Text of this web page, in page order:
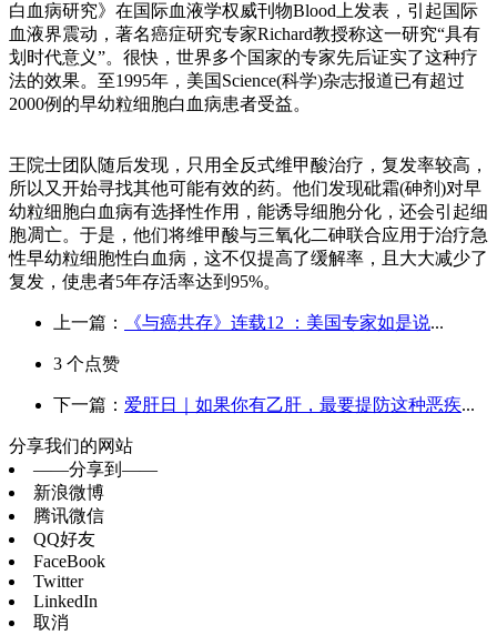
白血病研究》在国际血液学权威刊物Blood上发表，引起国际
血液界震动，著名癌症研究专家Richard教授称这一研究“具有
划时代意义”。很快，世界多个国家的专家先后证实了这种疗
法的效果。至1995年，美国Science(科学)杂志报道已有超过
2000例的早幼粒细胞白血病患者受益。
王院士团队随后发现，只用全反式维甲酸治疗，复发率较高，
所以又开始寻找其他可能有效的药。他们发现砒霜(砷剂)对早
幼粒细胞白血病有选择性作用，能诱导细胞分化，还会引起细
胞凋亡。于是，他们将维甲酸与三氧化二砷联合应用于治疗急
性早幼粒细胞性白血病，这不仅提高了缓解率，且大大减少了
复发，使患者5年存活率达到95%。
上一篇： 《与癌共存》连载12 ：美国专家如是说...
3 个点赞
下一篇： 爱肝日｜如果你有乙肝，最要提防这种恶疾...
分享我们的网站
——分享到——
新浪微博
腾讯微信
QQ好友
FaceBook
Twitter
LinkedIn
取消